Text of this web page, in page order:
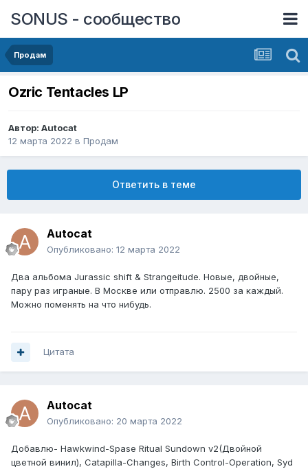
SONUS - сообщество
Продам
Ozric Tentacles LP
Автор: Autocat
12 марта 2022 в Продам
Ответить в теме
Autocat
Опубликовано: 12 марта 2022
Два альбома Jurassic shift & Strangeitude. Новые, двойные,
пару раз играные. В Москве или отправлю. 2500 за каждый.
Можно поменять на что нибудь.
Цитата
Autocat
Опубликовано: 20 марта 2022
Добавлю- Hawkwind-Spase Ritual Sundown v2(Двойной
цветной винил), Catapilla-Changes, Birth Control-Operation, Syd